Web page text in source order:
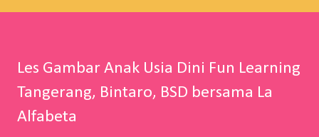
Les Gambar Anak Usia Dini Fun Learning
Tangerang, Bintaro, BSD bersama La
Alfabeta